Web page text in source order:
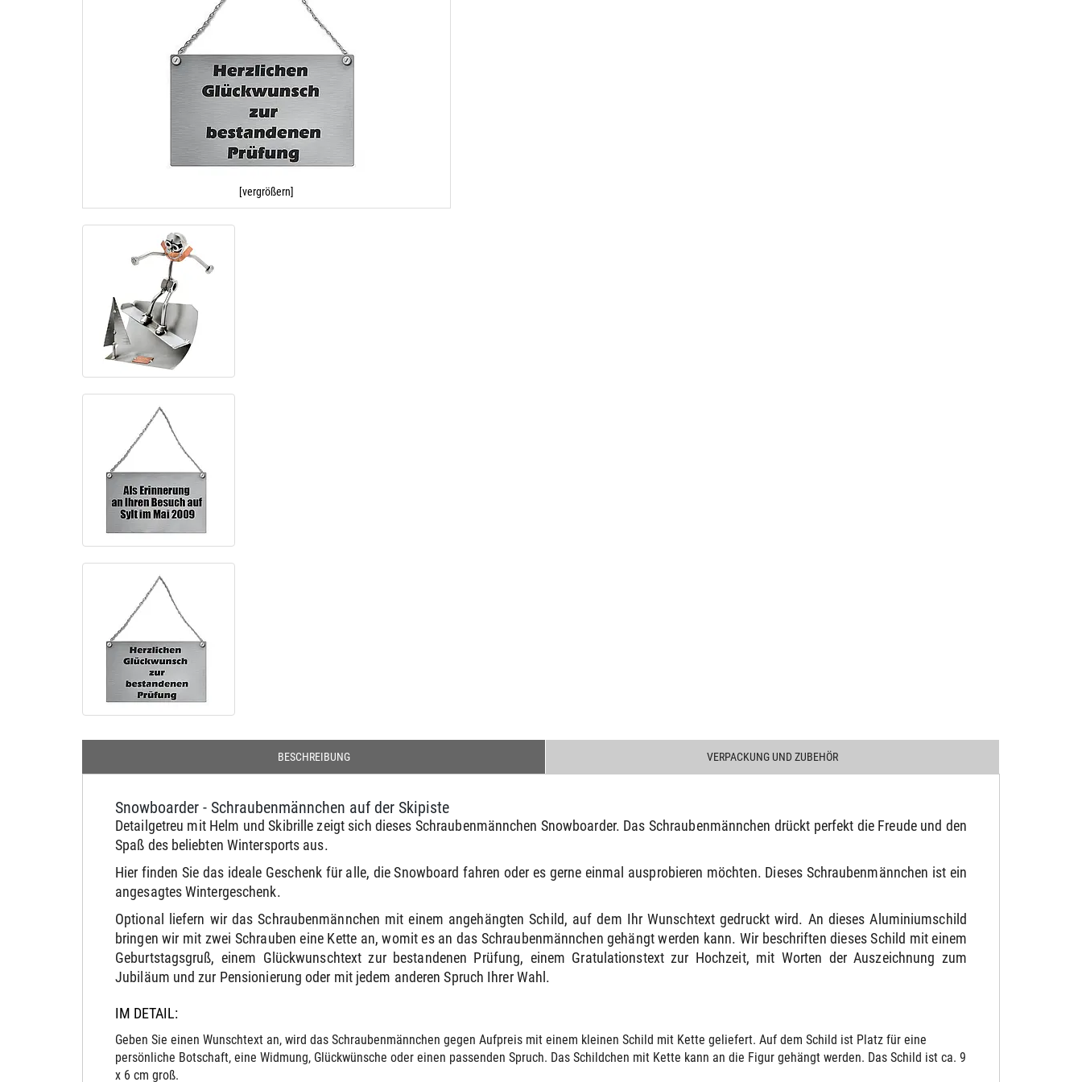
[vergrößern]
BESCHREIBUNG VERPACKUNG UND ZUBEHÖR
Snowboarder - Schraubenmännchen auf der Skipiste
Detailgetreu mit Helm und Skibrille zeigt sich dieses Schraubenmännchen Snowboarder. Das Schraubenmännchen drückt perfekt die Freude und den
Spaß des beliebten Wintersports aus.
Hier finden Sie das ideale Geschenk für alle, die Snowboard fahren oder es gerne einmal ausprobieren möchten. Dieses Schraubenmännchen ist ein
angesagtes Wintergeschenk.
Optional liefern wir das Schraubenmännchen mit einem angehängten Schild, auf dem Ihr Wunschtext gedruckt wird. An dieses Aluminiumschild
bringen wir mit zwei Schrauben eine Kette an, womit es an das Schraubenmännchen gehängt werden kann. Wir beschriften dieses Schild mit einem
Geburtstagsgruß, einem Glückwunschtext zur bestandenen Prüfung, einem Gratulationstext zur Hochzeit, mit Worten der Auszeichnung zum
Jubiläum und zur Pensionierung oder mit jedem anderen Spruch Ihrer Wahl.
IM DETAIL:
Geben Sie einen Wunschtext an, wird das Schraubenmännchen gegen Aufpreis mit einem kleinen Schild mit Kette geliefert. Auf dem Schild ist Platz für eine
persönliche Botschaft, eine Widmung, Glückwünsche oder einen passenden Spruch. Das Schildchen mit Kette kann an die Figur gehängt werden. Das Schild ist ca. 9
x 6 cm groß.